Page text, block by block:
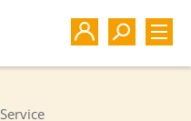
Service